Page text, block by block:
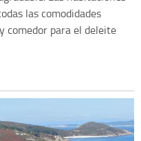
las comodidades
comedor para el deleite